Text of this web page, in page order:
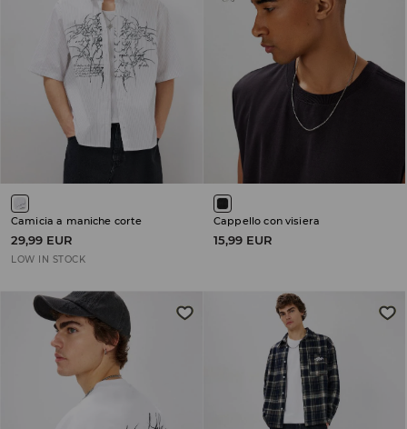
Camicia a maniche corte
29,99 EUR
LOW IN STOCK
Cappello con visiera
15,99 EUR